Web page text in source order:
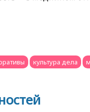
культура дела